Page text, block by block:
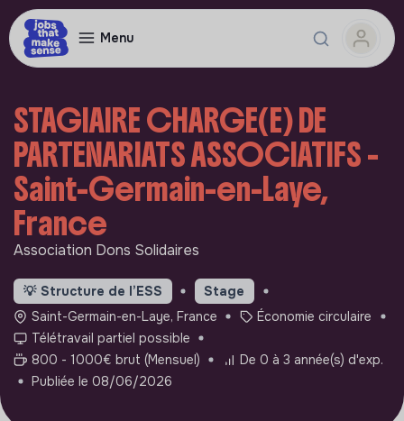
Menu
STAGIAIRE CHARGE(E) DE
PARTENARIATS ASSOCIATIFS -
Saint-Germain-en-Laye,
France
Association Dons Solidaires
💡 Structure de l’ESS
Stage
Saint-Germain-en-Laye, France
Économie circulaire
Télétravail partiel possible
800 - 1000€ brut (Mensuel)
De 0 à 3 année(s) d'exp.
Publiée le 08/06/2026